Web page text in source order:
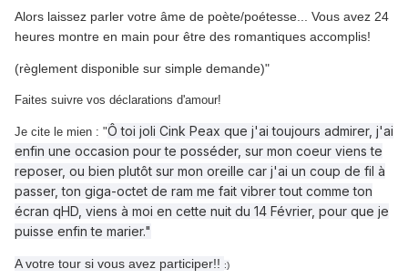
Alors laissez parler votre âme de poète/poétesse... Vous avez 24
heures montre en main pour être des romantiques accomplis!
(règlement disponible sur simple demande)"
Faites suivre vos déclarations d'amour!
Je cite le mien : "Ô toi joli Cink Peax que j'ai toujours admirer, j'ai
enfin une occasion pour te posséder, sur mon coeur viens te
reposer, ou bien plutôt sur mon oreille car j'ai un coup de fil à
passer, ton giga-octet de ram me fait vibrer tout comme ton
écran qHD, viens à moi en cette nuit du 14 Février, pour que je
puisse enfin te marier."
A votre tour si vous avez participer!! :)